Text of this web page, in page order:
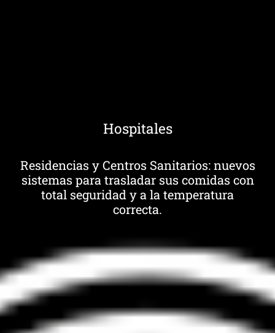
Hospitales
Residencias y Centros Sanitarios: nuevos
sistemas para trasladar sus comidas con
total seguridad y a la temperatura
correcta.